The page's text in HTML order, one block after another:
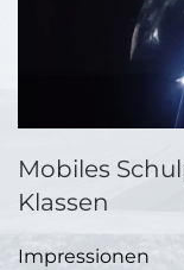
Mobiles
Klassen
Impressionen